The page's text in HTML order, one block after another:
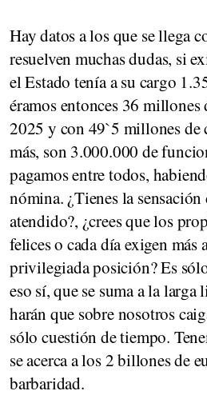
Hay datos a los que se llega
resuelven muchas dudas, si
el Estado tenía a su cargo
éramos entonces 36 millones
2025 y con 49`5 millones de
más, son 3.000.000 de
pagamos entre todos,
nómina. ¿Tienes la sensación
atendido?, ¿crees que los
felices o cada día exigen más
privilegiada posición? Es
eso sí, que se suma a la larga
harán que sobre nosotros
sólo cuestión de tiempo.
se acerca a los 2 billones de
barbaridad.